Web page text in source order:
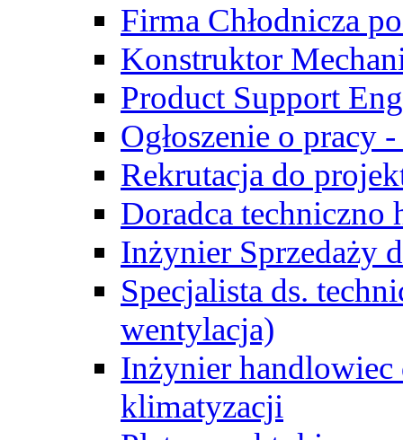
Firma Chłodnicza
Konstruktor
Product Support
Ogłoszenie o pracy
Rekrutacja do
Doradca techniczno
Inżynier Sprzedaży
Specjalista ds.
wentylacja)
Inżynier handlowiec
klimatyzacji